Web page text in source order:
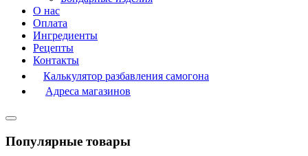
О нас
Оплата
Ингредиенты
Рецепты
Контакты
Калькулятор разбавления самогона
Адреса магазинов
Популярные товары